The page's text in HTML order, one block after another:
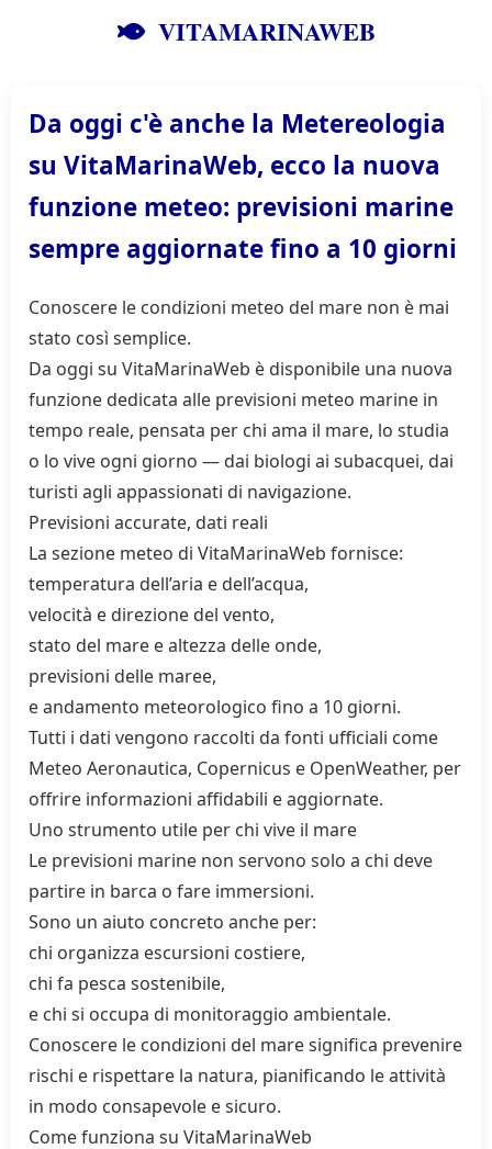
VITAMARINAWEB
Da oggi c'è anche la Metereologia
su VitaMarinaWeb, ecco la nuova
funzione meteo: previsioni marine
sempre aggiornate fino a 10 giorni
Conoscere le condizioni meteo del mare non è mai
stato così semplice.
Da oggi su VitaMarinaWeb è disponibile una nuova
funzione dedicata alle previsioni meteo marine in
tempo reale, pensata per chi ama il mare, lo studia
o lo vive ogni giorno — dai biologi ai subacquei, dai
turisti agli appassionati di navigazione.
Previsioni accurate, dati reali
La sezione meteo di VitaMarinaWeb fornisce:
temperatura dell’aria e dell’acqua,
velocità e direzione del vento,
stato del mare e altezza delle onde,
previsioni delle maree,
e andamento meteorologico fino a 10 giorni.
Tutti i dati vengono raccolti da fonti ufficiali come
Meteo Aeronautica, Copernicus e OpenWeather, per
offrire informazioni affidabili e aggiornate.
Uno strumento utile per chi vive il mare
Le previsioni marine non servono solo a chi deve
partire in barca o fare immersioni.
Sono un aiuto concreto anche per:
chi organizza escursioni costiere,
chi fa pesca sostenibile,
e chi si occupa di monitoraggio ambientale.
Conoscere le condizioni del mare significa prevenire
rischi e rispettare la natura, pianificando le attività
in modo consapevole e sicuro.
Come funziona su VitaMarinaWeb